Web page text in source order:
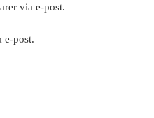
via e-post.
e-post.